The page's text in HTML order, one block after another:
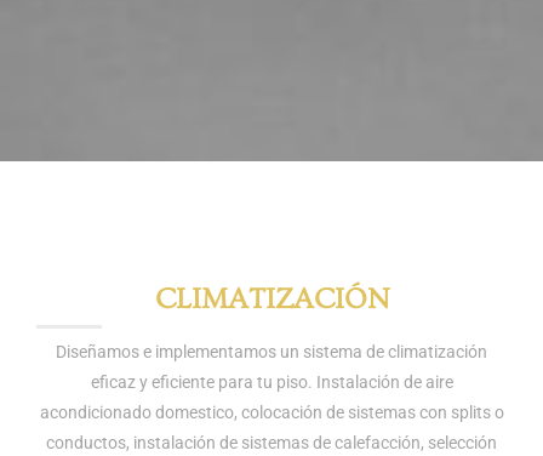
CLIMATIZACIÓN
Diseñamos e implementamos un sistema de climatización
eficaz y eficiente para tu piso. Instalación de aire
acondicionado domestico, colocación de sistemas con splits o
conductos, instalación de sistemas de calefacción, selección